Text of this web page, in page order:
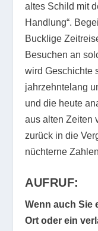
altes Schild mit
Handlung“.
Bucklige
Besuchen an
wird Geschichte
jahrzehntelang
und die heute
aus alten Zeiten
zurück in die
nüchterne
AUFRUF:
Wenn auch Sie
Ort oder ein